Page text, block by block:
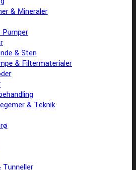
& Mineraler
Pumper
& Sten
& Filtermaterialer
& Teknik
Tunneller